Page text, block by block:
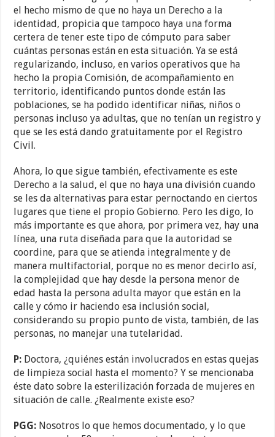
el hecho mismo de que no haya un Derecho a la
identidad, propicia que tampoco haya una forma
certera de tener este tipo de cómputo para saber
cuántas personas están en esta situación. Ya se está
regularizando, incluso, en varios operativos que ha
hecho la propia Comisión, de acompañamiento en
territorio, identificando puntos donde están las
poblaciones, se ha podido identificar niñas, niños o
personas incluso ya adultas, que no tenían un registro y
que se les está dando gratuitamente por el Registro
Civil.
Ahora, lo que sigue también, efectivamente es este
Derecho a la salud, el que no haya una división cuando
se les da alternativas para estar pernoctando en ciertos
lugares que tiene el propio Gobierno. Pero les digo, lo
más importante es que ahora, por primera vez, hay una
línea, una ruta diseñada para que la autoridad se
coordine, para que se atienda integralmente y de
manera multifactorial, porque no es menor decirlo así,
la complejidad que hay desde la persona menor de
edad hasta la persona adulta mayor que están en la
calle y cómo ir haciendo esa inclusión social,
considerando su propio punto de vista, también, de las
personas, no manejar una tutelaridad.
P: Doctora, ¿quiénes están involucrados en estas quejas
de limpieza social hasta el momento? Y se mencionaba
éste dato sobre la esterilización forzada de mujeres en
situación de calle. ¿Realmente existe eso?
PGG: Nosotros lo que hemos documentado, y lo que